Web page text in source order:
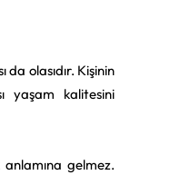
da olasıdır. Kişinin
yaşam kalitesini
gelmez.